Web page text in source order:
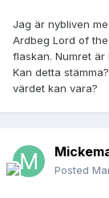
Jag är nybliven
Ardbeg Lord of
flaskan. Numret är
Kan detta
värdet kan vara?
Posted